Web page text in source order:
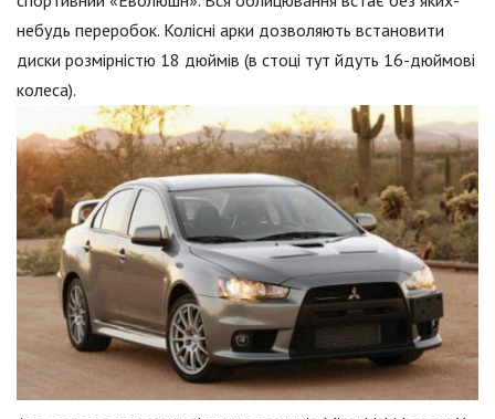
небудь переробок. Колісні арки дозволяють встановити
диски розмірністю 18 дюймів (в стоці тут йдуть 16-дюймові
колеса).